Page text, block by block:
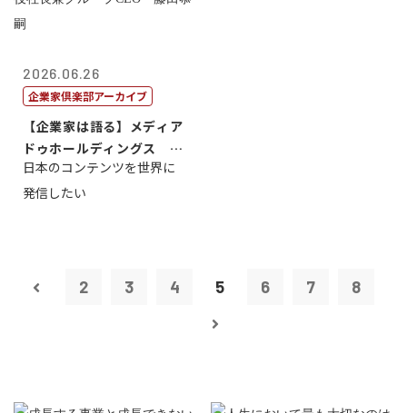
2026.06.26
企業家倶楽部アーカイブ
【企業家は語る】メディア
ドゥホールディングス 代
表取締役社長...
日本のコンテンツを世界に
発信したい
2 3 4 5 6 7 8